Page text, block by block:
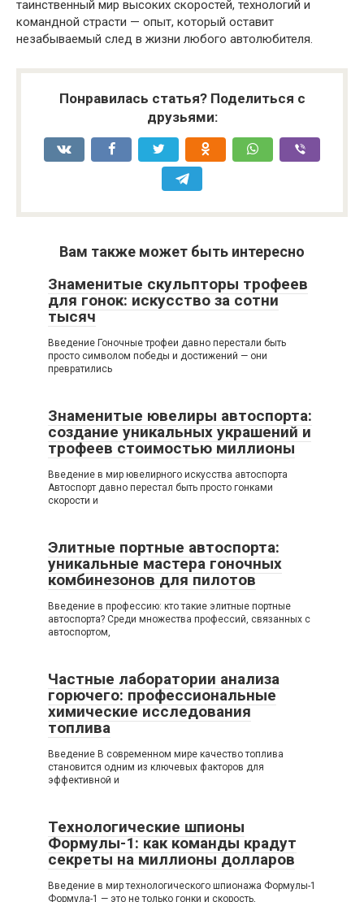
таинственный мир высоких скоростей, технологий и
командной страсти — опыт, который оставит
незабываемый след в жизни любого автолюбителя.
Понравилась статья? Поделиться с
друзьями:
Вам также может быть интересно
Знаменитые скульпторы трофеев
для гонок: искусство за сотни
тысяч
Введение Гоночные трофеи давно перестали быть
просто символом победы и достижений — они
превратились
Знаменитые ювелиры автоспорта:
создание уникальных украшений и
трофеев стоимостью миллионы
Введение в мир ювелирного искусства автоспорта
Автоспорт давно перестал быть просто гонками
скорости и
Элитные портные автоспорта:
уникальные мастера гоночных
комбинезонов для пилотов
Введение в профессию: кто такие элитные портные
автоспорта? Среди множества профессий, связанных с
автоспортом,
Частные лаборатории анализа
горючего: профессиональные
химические исследования
топлива
Введение В современном мире качество топлива
становится одним из ключевых факторов для
эффективной и
Технологические шпионы
Формулы-1: как команды крадут
секреты на миллионы долларов
Введение в мир технологического шпионажа Формулы-1
Формула-1 — это не только гонки и скорость,